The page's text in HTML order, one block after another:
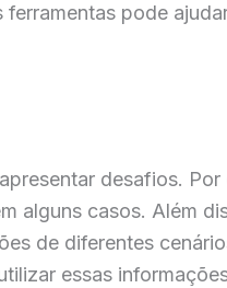
pode
desafios.
alguns casos. Além
de diferentes
essas